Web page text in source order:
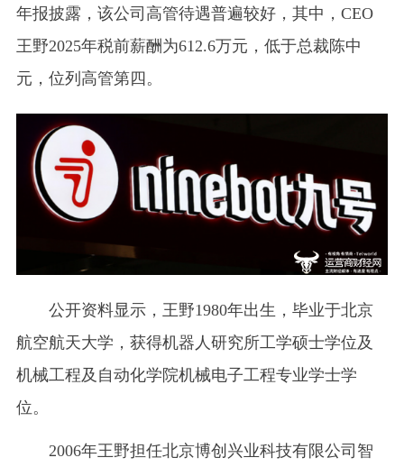
年报披露，该公司高管待遇普遍较好，其中，CEO
王野2025年税前薪酬为612.6万元，低于总裁陈中
元，位列高管第四。
公开资料显示，王野1980年出生，毕业于北京
航空航天大学，获得机器人研究所工学硕士学位及
机械工程及自动化学院机械电子工程专业学士学
位。
2006年王野担任北京博创兴业科技有限公司智